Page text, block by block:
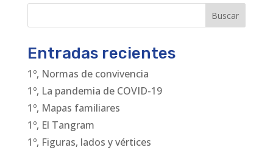
Buscar
Entradas recientes
1º, Normas de convivencia
1º, La pandemia de COVID-19
1º, Mapas familiares
1º, El Tangram
1º, Figuras, lados y vértices